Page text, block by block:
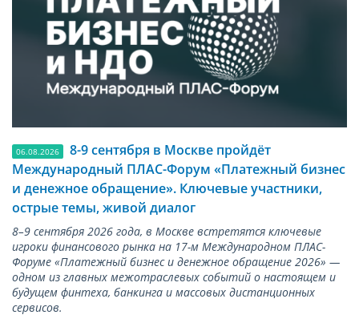
06.08.2026
8-9 сентября в Москве пройдёт
Международный ПЛАС-Форум «Платежный бизнес
и денежное обращение». Ключевые участники,
острые темы, живой диалог
8–9 сентября 2026 года, в Москве встретятся ключевые
игроки финансового рынка на 17-м Международном ПЛАС-
Форуме «Платежный бизнес и денежное обращение 2026» —
одном из главных межотраслевых событий о настоящем и
будущем финтеха, банкинга и массовых дистанционных
сервисов.